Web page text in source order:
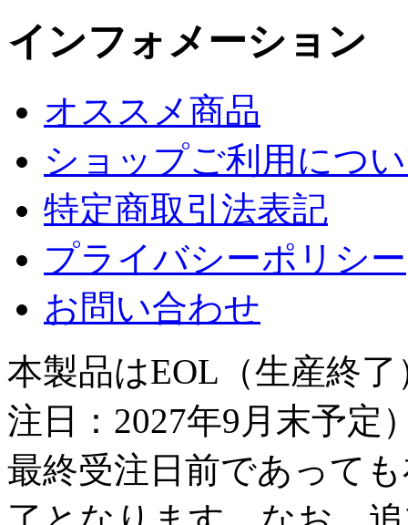
インフォメーション
オススメ商品
ショップご利用につ
特定商取引法表記
プライバシーポリシー
お問い合わせ
本製品はEOL（生産終
注日：2027年9月末予定
最終受注日前であって